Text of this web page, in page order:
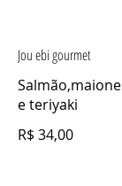
Jou ebi gourmet
e teriyaki
R$ 34,00